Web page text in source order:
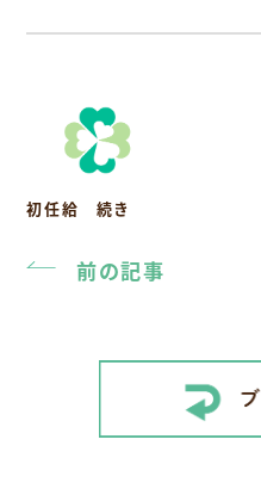
初任給 続き
前の記事